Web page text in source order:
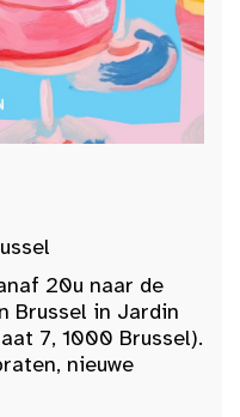
20u naar de
Brussel in Jardin
7, 1000 Brussel).
nieuwe